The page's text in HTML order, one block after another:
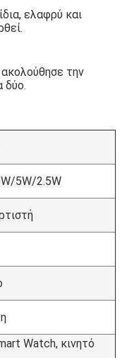
ελαφρύ και
την
δύο.
5W/2.5W
Watch, κινητό